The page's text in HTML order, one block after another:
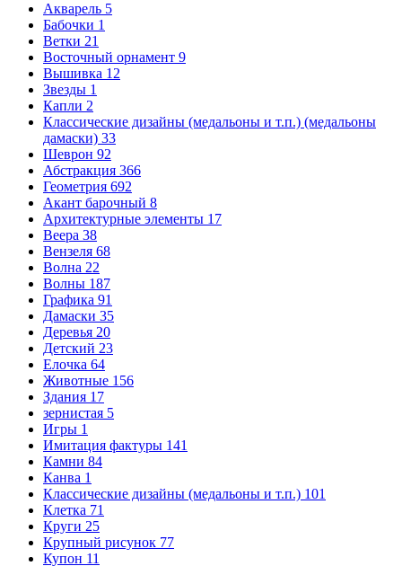
Акварель 5
Бабочки 1
Ветки 21
Восточный орнамент 9
Вышивка 12
Звезды 1
Капли 2
Классические дизайны (медальоны и т.п.) (медальоны
дамаски) 33
Шеврон 92
Абстракция 366
Геометрия 692
Акант барочный 8
Архитектурные элементы 17
Веера 38
Вензеля 68
Волна 22
Волны 187
Графика 91
Дамаски 35
Деревья 20
Детский 23
Елочка 64
Животные 156
Здания 17
зернистая 5
Игры 1
Имитация фактуры 141
Камни 84
Канва 1
Классические дизайны (медальоны и т.п.) 101
Клетка 71
Круги 25
Крупный рисунок 77
Купон 11